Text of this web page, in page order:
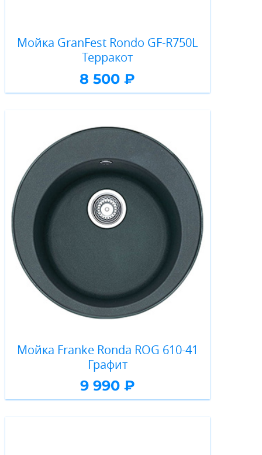
Мойка GranFest Rondo GF-R750L
Терракот
8 500 ₽
Мойка Franke Ronda ROG 610-41
Графит
9 990 ₽